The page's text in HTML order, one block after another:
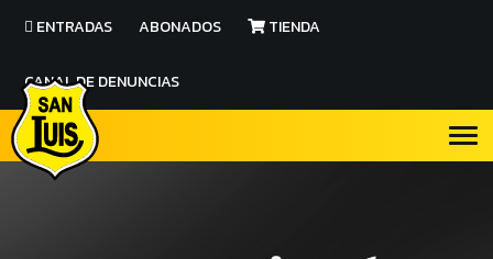
ENTRADAS ABONADOS TIENDA
CANAL DE DENUNCIAS